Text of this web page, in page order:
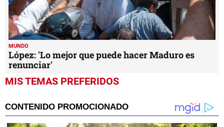
MUNDO
López: 'Lo mejor que puede hacer Maduro es
renunciar'
MIS TEMAS PREFERIDOS